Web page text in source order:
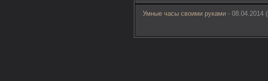
Умные часы своими руками - 08.04.2014 (